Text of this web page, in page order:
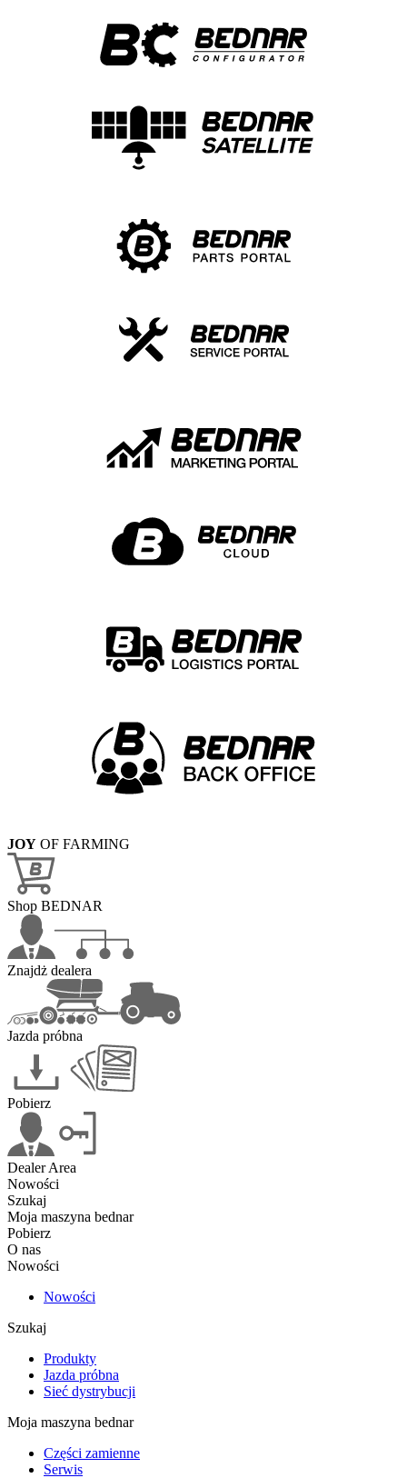
JOY OF FARMING
Shop BEDNAR
Znajdż dealera
Jazda próbna
Pobierz
Dealer Area
Nowości
Szukaj
Moja maszyna bednar
Pobierz
O nas
Nowości
Nowości
Szukaj
Produkty
Jazda próbna
Sieć dystrybucji
Moja maszyna bednar
Części zamienne
Serwis